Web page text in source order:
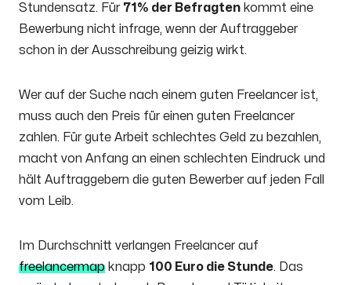
Stundensatz. Für 71% der Befragten kommt eine
Bewerbung nicht infrage, wenn der Auftraggeber
schon in der Ausschreibung geizig wirkt.
Wer auf der Suche nach einem guten Freelancer ist,
muss auch den Preis für einen guten Freelancer
zahlen. Für gute Arbeit schlechtes Geld zu bezahlen,
macht von Anfang an einen schlechten Eindruck und
hält Auftraggebern die guten Bewerber auf jeden Fall
vom Leib.
Im Durchschnitt verlangen Freelancer auf
freelancermap knapp 100 Euro die Stunde. Das